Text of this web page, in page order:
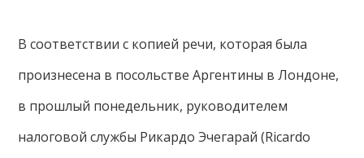
В соответствии с копией речи, которая была
произнесена в посольстве Аргентины в Лондоне,
в прошлый понедельник, руководителем
налоговой службы Рикардо Эчегарай (Ricardo